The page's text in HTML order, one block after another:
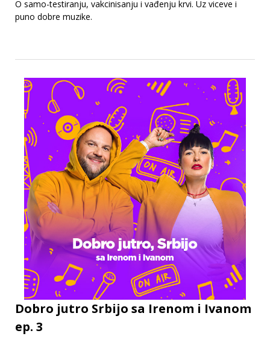
O samo-testiranju, vakcinisanju i vađenju krvi. Uz viceve i
puno dobre muzike.
Dobro jutro Srbijo sa Irenom i Ivanom
ep. 3